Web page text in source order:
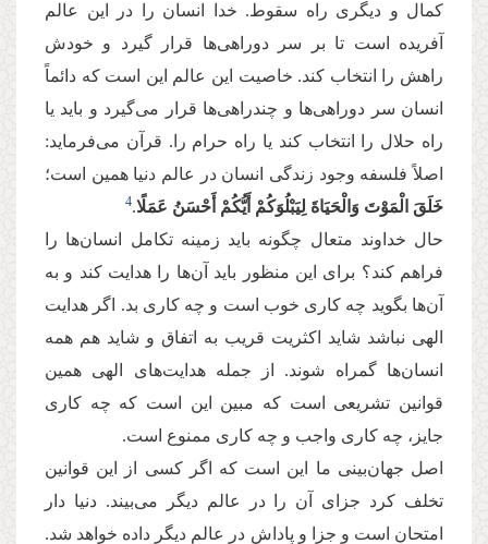
کمال و دیگری راه سقوط. خدا انسان را در این عالم
آفریده است تا بر سر دوراهی‌ها قرار گیرد و خودش
راهش را انتخاب کند. خاصیت این عالم این است که دائماً
انسان سر دوراهی‌ها و چندراهی‌ها قرار می‌گیرد و باید یا
راه حلال را انتخاب کند یا راه حرام را. قرآن می‌فرماید:
اصلاً فلسفه وجود زندگی انسان در عالم دنیا همین است؛
خَلَقَ الْمَوْتَ وَالْحَیَاةَ لِیَبْلُوَكُمْ أَیُّكُمْ أَحْسَنُ عَمَلًا.
4
حال خداوند متعال چگونه باید زمینه تکامل انسان‌ها را
فراهم کند؟ برای این منظور باید آن‌ها را هدایت کند و به
آن‌ها بگوید چه کاری خوب است و چه کاری بد. اگر هدایت
الهی نباشد شاید اکثریت قریب به اتفاق و شاید هم همه
انسان‌ها گمراه شوند. از جمله هدایت‌های الهی همین
قوانین تشریعی است که مبین این است که چه کاری
جایز، چه کاری واجب و چه کاری ممنوع است.
اصل جهان‌بینی ما این است که اگر کسی از این قوانین
تخلف کرد جزای آن را در عالم دیگر می‌بیند. دنیا دار
امتحان است و جزا و پاداش در عالم دیگر داده خواهد شد.